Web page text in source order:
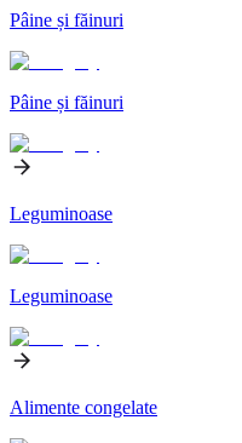
Pâine și făinuri
Pâine și făinuri
Leguminoase
Leguminoase
Alimente congelate